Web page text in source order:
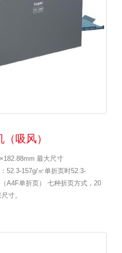
吸风）
最大尺寸
52.3-157g/㎡单折页时52.3-
A4F单折页） 七种折页方式，20
寸。